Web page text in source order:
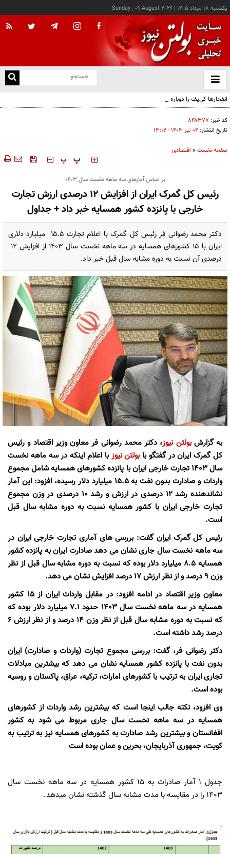
يکشنبه ۱۸ مرداد ۱۴۰۵ |
Sunday , 09 August 2026
باز
و
انفجارها کی‌یف را دوباره لرزاند
کد خبر: ۸۴۸۳۷۷
تاریخ انتشار: ۰۴ تير ۱۴۰۳ - ۱۳:۱۲
صفحه نخست » اقتصادی
‍‍‍ پ پ
بر اساس آمارهای سه ماهه نخست سال 1403
رئیس کل گمرک ایران از افزایش 12 درصدی ارزش تجارت
خارجی با پانزده کشور همسایه خبر داد + جداول
دکتر محمد رضوانی فر رئیس کل گمرک با اعلام تجارت 15.5 میلیارد دلاری
درصدی آن نسبت به دوره مشابه سال قبل خبر داد.
به گزارشبولتن نیوز، دکتر محمد رضوانی فر معاون وزیر اقتصاد و رئیس
کل گمرک ایران در گفتگو بابولتن نیوزبا اعلام اینکه در سه ماهه نخست
سال 1403 تجارت خارجی ایران با پانزده کشورهای همسایه شامل مجموع
واردات و صادارت بدون نفت به 15.5 میلیارد دلار رسیده، افزود: این آمار
نشاندهنده رشد 12 درصدی در ارزش و رشد 10 درصدی در وزن مجموع
تجارت خارجی ایران با کشور همسایه نسبت به دوره مشابه سال قبل
است.
رئیس کل گمرک ایران گفت: بررسی های آماری تجارت خارجی ایران در
سه ماهه نخست سال جاری نشان می دهد صادارت ایران به پانزده کشور
همسایه 8.5 میلیارد دلار بوده که نسبت به دوره مشابه سال قبل از نظر
وزن 9 درصد و از نظر ارزش 17 درصد افزایش نشان می دهد.
معاون وزیر اقتصاد در ادامه افزود: در مقابل واردات ایران از 15 کشور
همسایه در سه ماهه نخست سال 1403 حدود 7.1 میلیارد دلار بوده که
که نسبت به دوره مشابه سال قبل از نظر وزن 14 درصد و از نظر ارزش 6
درصد رشد داشته است.
دکتر رضوانی فر، گفت: بررسی مجموع تجارت (واردات و صادارت) ایران
بدون نفت با پانزده کشور همسایه نشان می دهد که بیشترین مبادلات
تجاری ایران به ترتیب با کشورهای امارات، ترکیه، عراق، پاکستان و روسیه
بوده است.
وی افزود، نکته جالب اینجا است که بیشترین رشد واردات از کشورهای
همسایه در سه ماهه نخست سال جاری مربوط می شود به کشور
افغانستان و بیشترین رشد صادارت به کشورهای همسایه نیز به ترتیب به
کویت، جمهوری آذربایجان، بحرین و عمان بوده است
جدول 1 آمار صادرات به 15 کشور همسایه در سه ماهه نخست سال
1403 را در مقایسه با مدت مشابه سال گذشته نشان می­دهد.